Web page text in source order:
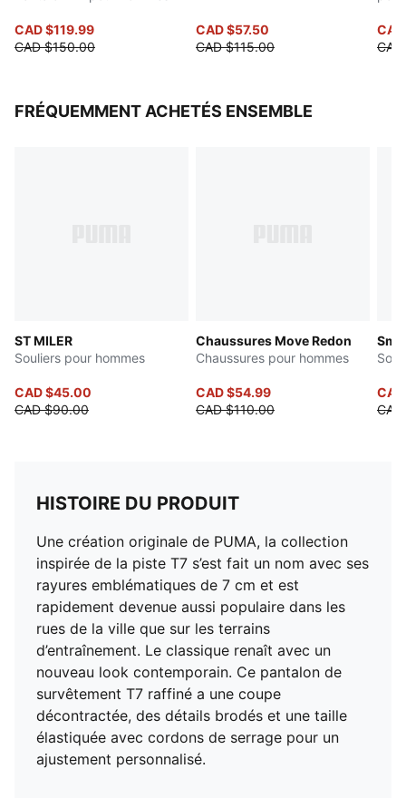
CAD $119.99
CAD $150.00
CAD $57.50
CAD $115.00
FRÉQUEMMENT ACHETÉS ENSEMBLE
ST MILER
Souliers pour hommes
CAD $45.00
CAD $90.00
Chaussures Move Redon
Chaussures pour hommes
CAD $54.99
CAD $110.00
HISTOIRE DU PRODUIT
Une création originale de PUMA, la collection
inspirée de la piste T7 s’est fait un nom avec ses
rayures emblématiques de 7 cm et est
rapidement devenue aussi populaire dans les
rues de la ville que sur les terrains
d’entraînement. Le classique renaît avec un
nouveau look contemporain. Ce pantalon de
survêtement T7 raffiné a une coupe
décontractée, des détails brodés et une taille
élastiquée avec cordons de serrage pour un
ajustement personnalisé.